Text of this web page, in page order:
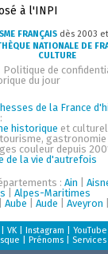
à l'INPI
FRANÇAIS dès 2003
NATIONALE DE
CULTURE
Politique de
du jour
de la France
historique et
gastronomie
couleur depuis
de la vie d'autrefois
:Ain |
Alpes-Maritimes
|Aube |Aude |Aveyron
|VK |Instagram |YouTube
|Prénoms Services